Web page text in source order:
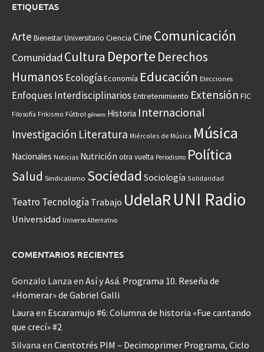
ETIQUETAS
Arte Bienestar Universitario Ciencia CineComunicación
Comunidad Cultura Deporte Derechos
Humanos EcologíaEconomía Educación Elecciones
Enfoques Interdisciplinarios Entretenimiento Extensión FIC
Filosofía Frikismo Fútbol género Historia Internacional
Investigación Literatura Miércoles de Música Música
Nacionales Noticias Nutrición otra vuelta Periodismo Política
Salud Sindicalismo Sociedad Sociología Solidaridad
Teatro Tecnología Trabajo UdelaRUNI Radio
Universidad Universo Alternativo
COMENTARIOS RECIENTES
Gonzalo Lanza en Así y Asá. Programa 10. Reseña de
«Homerar» de Gabriel Galli
Laura en Escaramujo #6: Columna de historia «Fue cantando
que crecí» #2
Silvana en Cientotrés PIM – Decimoprimer Programa, Ciclo